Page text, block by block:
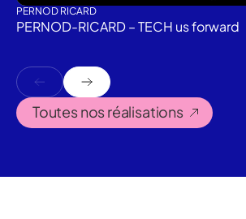
PERNOD RICARD
PERNOD-RICARD – TECH us forward
Toutes nos réalisations